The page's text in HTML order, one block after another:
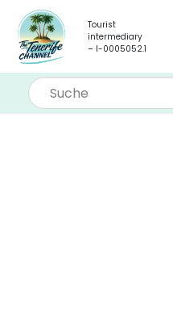
Tourist
intermediary
– I-0005052.1